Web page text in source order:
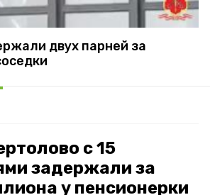
двух парней за
с 15
задержали за
у пенсионерки